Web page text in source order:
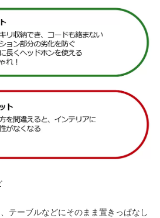
テーブルなどにそのまま置きっぱなし